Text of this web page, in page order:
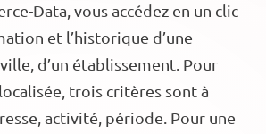
Data, vous accédez en un clic
et l’historique d’une
d’un établissement. Pour
trois critères sont à
activité, période. Pour une